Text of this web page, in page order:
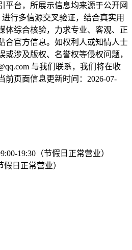
平台，所展示信息均来源于公开网
行多信源交叉验证，结合真实用
体综合核验，力求专业、客观、正
合官方信息。如权利人或知情人士
或涉及版权、名誉权等侵权问题，
与我们联系，我们将在收
前页面信息更新时间：2026-07-
19:30（节假日正常营业）
假日正常营业）